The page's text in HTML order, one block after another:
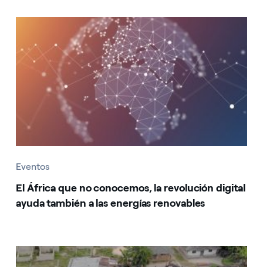
Eventos
El África que no conocemos, la revolución digital
ayuda también a las energías renovables